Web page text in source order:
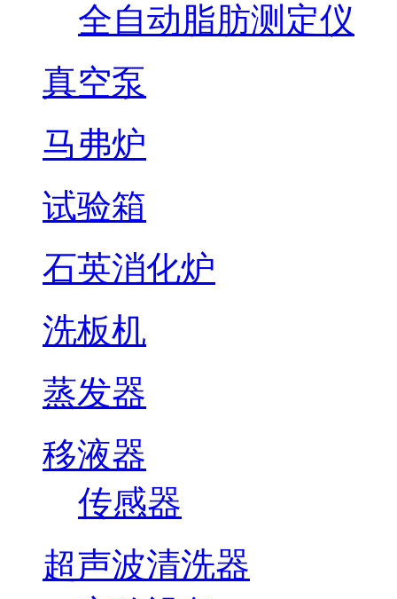
全自动脂肪测定仪
真空泵
马弗炉
试验箱
石英消化炉
洗板机
蒸发器
移液器
传感器
超声波清洗器